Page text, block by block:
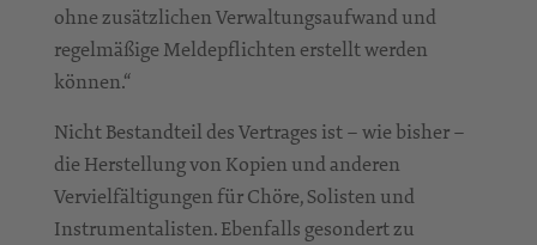
ohne zusätzlichen Verwaltungsaufwand und
regelmäßige Meldepflichten erstellt werden
können.“
Nicht Bestandteil des Vertrages ist – wie bisher –
die Herstellung von Kopien und anderen
Vervielfältigungen für Chöre, Solisten und
Instrumentalisten. Ebenfalls gesondert zu